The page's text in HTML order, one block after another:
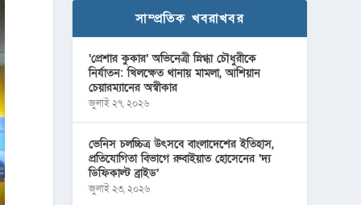
সাম্প্রতিক খবরাখবর
‘প্রেশার কুকার’ অভিনেত্রী স্নিগ্ধা চৌধুরীকে
নির্যাতন: খিলক্ষেত থানায় মামলা, আশিয়ান
চেয়ারম্যানের অস্বীকার
জুলাই ২৭, ২০২৬
ভেনিস চলচ্চিত্র উৎসবে বাংলাদেশের ইতিহাস,
প্রতিযোগিতা বিভাগে রুবাইয়াত হোসেনের ‘দ্য
ডিফিকাল্ট ব্রাইড’
জুলাই ২৩, ২০২৬